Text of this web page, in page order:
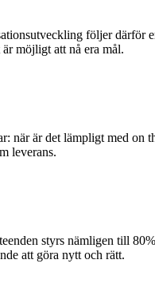
följer därför
möjligt att nå era mål.
är det lämpligt med on
leverans.
styrs nämligen till
att göra nytt och rätt.